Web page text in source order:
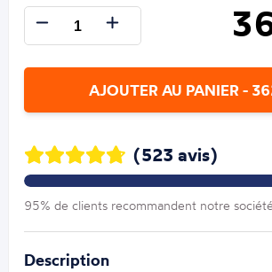
AJOUTER AU PANIER -
(523 avis)
95% de clients recommandent notre société.
Description